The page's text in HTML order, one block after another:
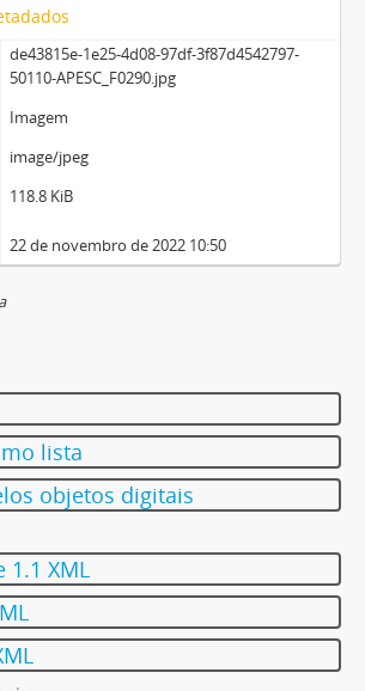
de43815e-1e25-4d08-97df-3f87d4542797-
50110-APESC_F0290.jpg
Imagem
image/jpeg
118.8 KiB
22 de novembro de 2022 10:50
lista
objetos digitais
1.1 XML